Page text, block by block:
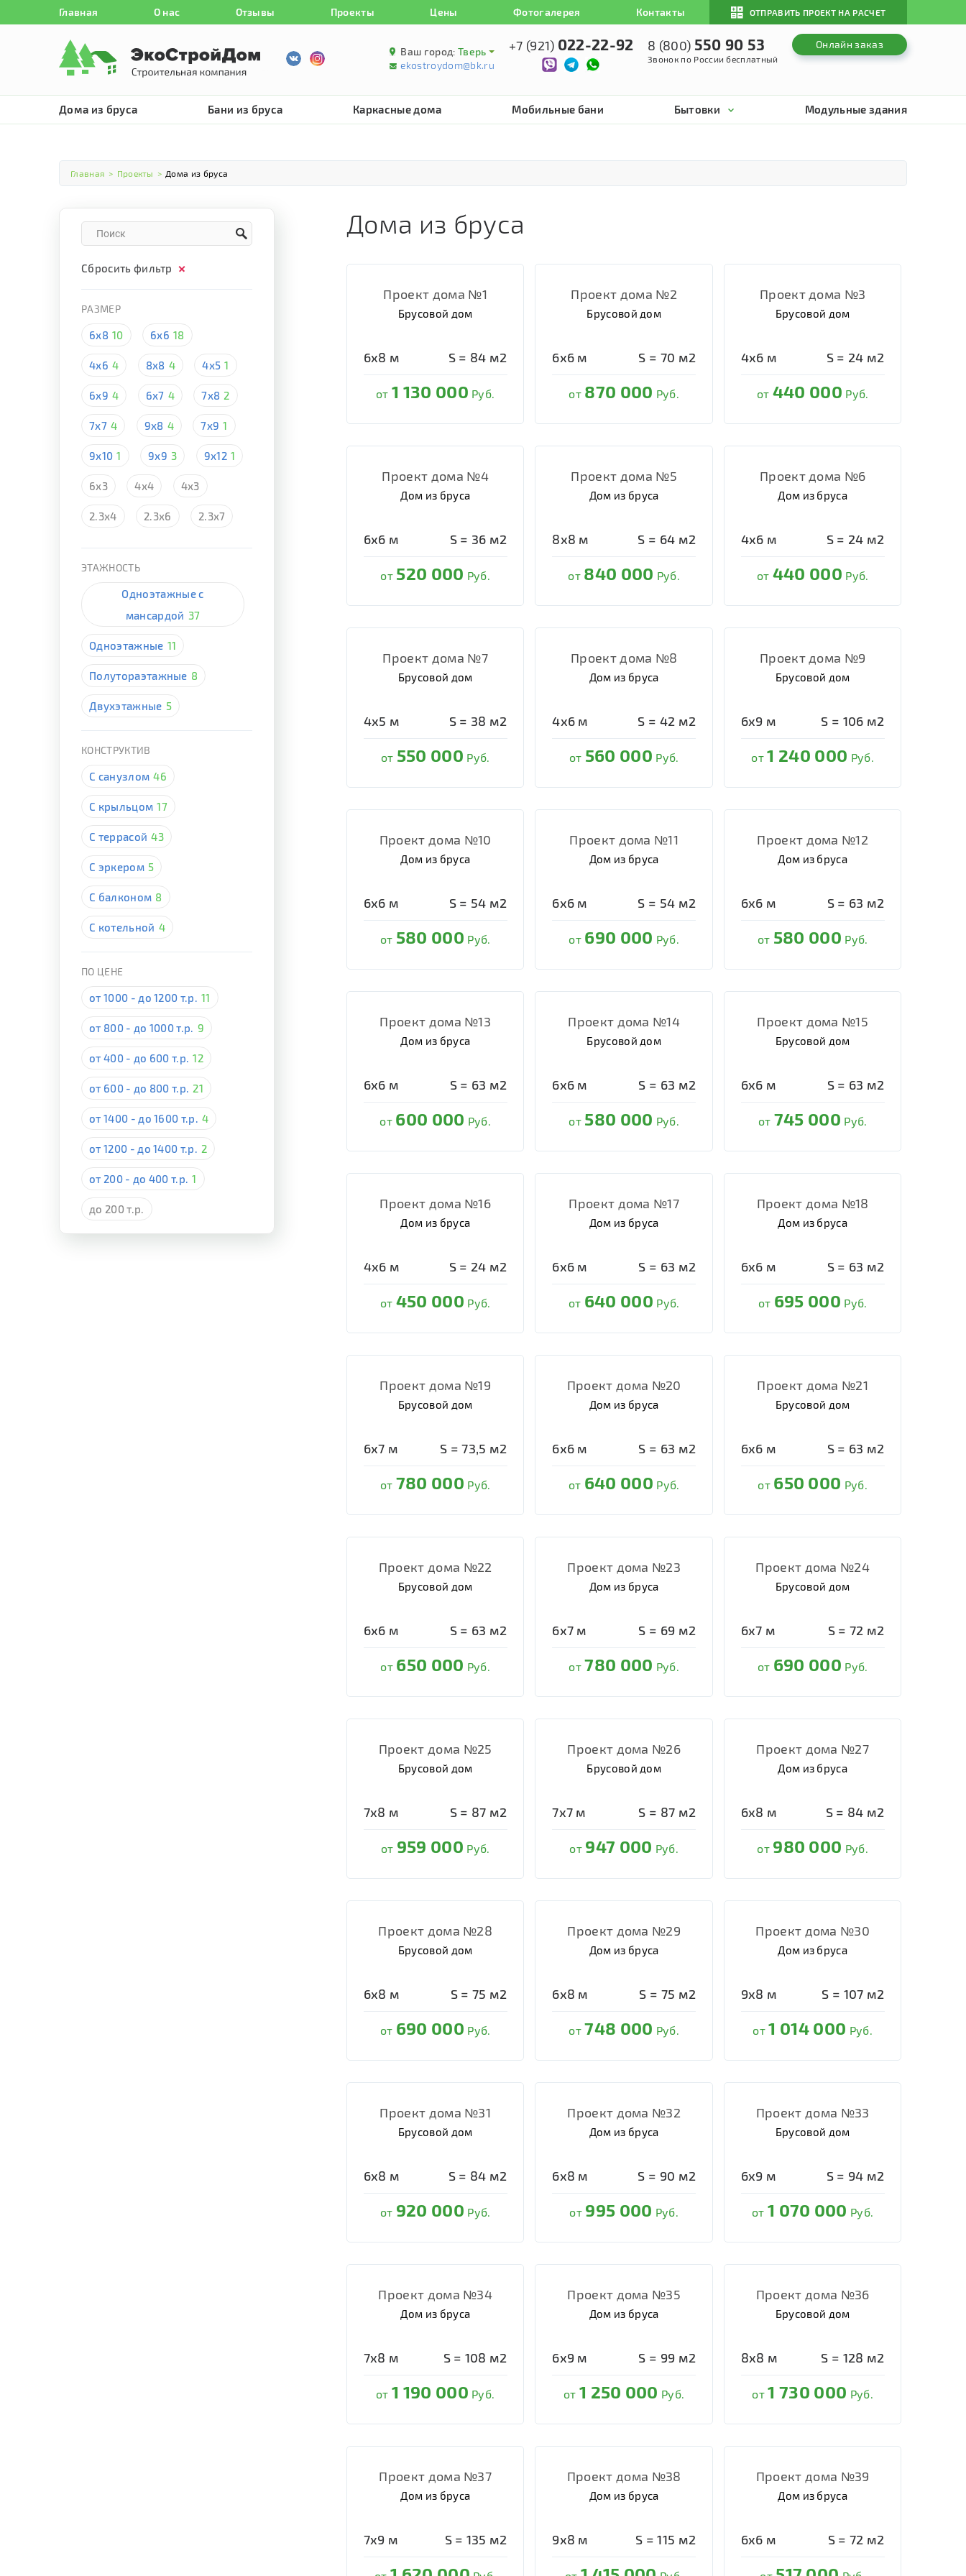
Главная О нас Отзывы Проекты Цены Фотогалерея Контакты ОТПРАВИТЬ ПРОЕКТ НА РАСЧЕТ
Ваш город: Тверь
ekostroydom@bk.ru
+7 (921) 022-22-92 8 (800) 550 90 53
Звонок по России бесплатный
Онлайн заказ
Дома из бруса Бани из бруса Каркасные дома Мобильные бани Бытовки Модульные здания
Главная > Проекты > Дома из бруса
Сбросить фильтр
РАЗМЕР
6х8 10 6х6 18
4х6 4 8х8 4 4х5 1
6х9 4 6х7 4 7х8 2
7х7 4 9х8 4 7х9 1
9х10 1 9х9 3 9х12 1
6х3 4х4 4х3
2.3х4 2.3х6 2.3х7
ЭТАЖНОСТЬ
Одноэтажные с
мансардой 37
Одноэтажные 11
Полутораэтажные 8
Двухэтажные 5
КОНСТРУКТИВ
С санузлом 46
С крыльцом 17
С террасой 43
С эркером 5
С балконом 8
С котельной 4
ПО ЦЕНЕ
от 1000 - до 1200 т.р. 11
от 800 - до 1000 т.р. 9
от 400 - до 600 т.р. 12
от 600 - до 800 т.р. 21
от 1400 - до 1600 т.р. 4
от 1200 - до 1400 т.р. 2
от 200 - до 400 т.р. 1
до 200 т.р.
Дома из бруса
Проект дома №1
Брусовой дом
6х8 м S = 84 м2
от 1 130 000 Руб.
Проект дома №2
Брусовой дом
6х6 м S = 70 м2
от 870 000 Руб.
Проект дома №3
Брусовой дом
4х6 м S = 24 м2
от 440 000 Руб.
Проект дома №4
Дом из бруса
6х6 м S = 36 м2
от 520 000 Руб.
Проект дома №5
Дом из бруса
8х8 м S = 64 м2
от 840 000 Руб.
Проект дома №6
Дом из бруса
4х6 м S = 24 м2
от 440 000 Руб.
Проект дома №7
Брусовой дом
4х5 м S = 38 м2
от 550 000 Руб.
Проект дома №8
Дом из бруса
4х6 м S = 42 м2
от 560 000 Руб.
Проект дома №9
Брусовой дом
6х9 м S = 106 м2
от1 240 000 Руб.
Проект дома №10
Дом из бруса
6х6 м S = 54 м2
от 580 000 Руб.
Проект дома №11
Дом из бруса
6х6 м S = 54 м2
от 690 000 Руб.
Проект дома №12
Дом из бруса
6х6 м S = 63 м2
от 580 000 Руб.
Проект дома №13
Дом из бруса
6х6 м S = 63 м2
от 600 000 Руб.
Проект дома №14
Брусовой дом
6х6 м S = 63 м2
от 580 000 Руб.
Проект дома №15
Брусовой дом
6х6 м S = 63 м2
от 745 000 Руб.
Проект дома №16
Дом из бруса
4х6 м S = 24 м2
от 450 000 Руб.
Проект дома №17
Дом из бруса
6х6 м S = 63 м2
от 640 000 Руб.
Проект дома №18
Дом из бруса
6х6 м S = 63 м2
от 695 000 Руб.
Проект дома №19
Брусовой дом
6х7 м S =73,5 м2
от 780 000 Руб.
Проект дома №20
Дом из бруса
6х6 м S = 63 м2
от 640 000 Руб.
Проект дома №21
Брусовой дом
6х6 м S = 63 м2
от 650 000 Руб.
Проект дома №22
Брусовой дом
6х6 м S = 63 м2
от 650 000 Руб.
Проект дома №23
Дом из бруса
6х7 м S = 69 м2
от780 000 Руб.
Проект дома №24
Брусовой дом
6х7 м S =72 м2
от 690 000 Руб.
Проект дома №25
Брусовой дом
7х8 м S = 87 м2
от 959 000 Руб.
Проект дома №26
Брусовой дом
7х7 м S = 87 м2
от 947 000 Руб.
Проект дома №27
Дом из бруса
6х8 м S = 84 м2
от 980 000 Руб.
Проект дома №28
Брусовой дом
6х8 м S =75 м2
от 690 000 Руб.
Проект дома №29
Дом из бруса
6х8 м S = 75 м2
от748 000 Руб.
Проект дома №30
Дом из бруса
9х8 м S = 107 м2
от1 014 000 Руб.
Проект дома №31
Брусовой дом
6х8 м S = 84 м2
от 920 000 Руб.
Проект дома №32
Дом из бруса
6х8 м S = 90 м2
от 995 000 Руб.
Проект дома №33
Брусовой дом
6х9 м S = 94 м2
от 1 070 000 Руб.
Проект дома №34
Дом из бруса
7х8 м S = 108 м2
от 1 190 000 Руб.
Проект дома №35
Дом из бруса
6х9 м S = 99 м2
от 1 250 000 Руб.
Проект дома №36
Брусовой дом
8х8 м S = 128 м2
от1 730 000 Руб.
Проект дома №37
Дом из бруса
7х9 м S = 135 м2
Проект дома №38
Дом из бруса
9х8 м S =115 м2
Проект дома №39
Дом из бруса
6х6 м S =72 м2